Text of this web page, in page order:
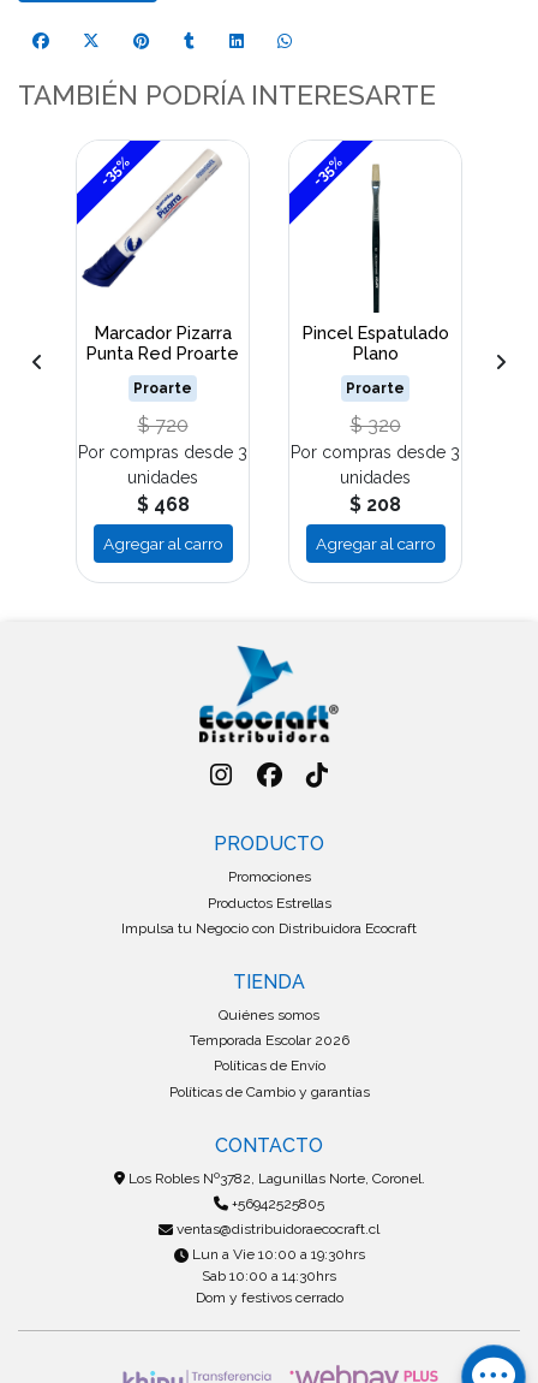
TAMBIÉN PODRÍA INTERESARTE
-35%
Marcador Pizarra
Punta Red Proarte
Proarte
$ 720
Por compras desde 3
unidades
$ 468
Agregar al carro
-35%
Pincel Espatulado
Plano
Proarte
$ 320
Por compras desde 3
unidades
$ 208
Agregar al carro
PRODUCTO
Promociones
Productos Estrellas
Impulsa tu Negocio con Distribuidora Ecocraft
TIENDA
Quiénes somos
Temporada Escolar 2026
Políticas de Envío
Políticas de Cambio y garantías
CONTACTO
Los Robles Nº3782, Lagunillas Norte, Coronel.
+56942525805
ventas@distribuidoraecocraft.cl
Lun a Vie 10:00 a 19:30hrs
Sab 10:00 a 14:30hrs
Dom y festivos cerrado